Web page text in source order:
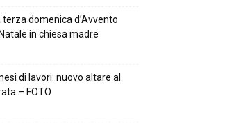
terza domenica d’Avvento
in chiesa madre
di lavori: nuovo altare al
– FOTO